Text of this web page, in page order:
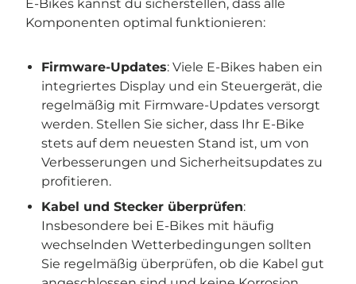
E-Bikes kannst du sicherstellen, dass alle
Komponenten optimal funktionieren:
Firmware-Updates: Viele E-Bikes haben ein
integriertes Display und ein Steuergerät, die
regelmäßig mit Firmware-Updates versorgt
werden. Stellen Sie sicher, dass Ihr E-Bike
stets auf dem neuesten Stand ist, um von
Verbesserungen und Sicherheitsupdates zu
profitieren.
Kabel und Stecker überprüfen:
Insbesondere bei E-Bikes mit häufig
wechselnden Wetterbedingungen sollten
Sie regelmäßig überprüfen, ob die Kabel gut